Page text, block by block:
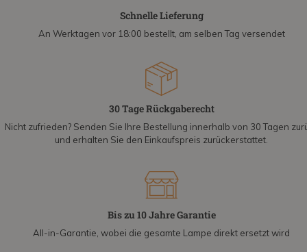
Schnelle Lieferung
An Werktagen vor 18:00 bestellt, am selben Tag versendet
30 Tage Rückgaberecht
Nicht zufrieden? Senden Sie Ihre Bestellung innerhalb von 30 Tagen
und erhalten Sie den Einkaufspreis zurückerstattet.
Bis zu 10 Jahre Garantie
All-in-Garantie, wobei die gesamte Lampe direkt ersetzt wird